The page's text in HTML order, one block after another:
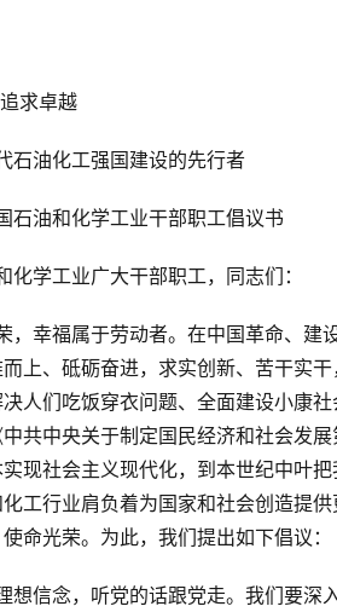
求卓越
石油化工强国建设的先行者
油和化学工业干部职工倡议书
化学工业广大干部职工，同志们：
，幸福属于劳动者。在中国革命、建
上、砥砺奋进，求实创新、苦干实
人们吃饭穿衣问题、全面建设小康
共中央关于制定国民经济和社会发
现社会主义现代化，到本世纪中叶
工行业肩负着为国家和社会创造提
命光荣。为此，我们提出如下倡议：
想信念，听党的话跟党走。 我们要深